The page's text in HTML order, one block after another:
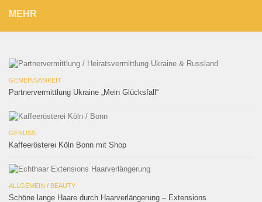
MEHR
GEMEINSAMKEIT
Partnervermittlung Ukraine „Mein Glücksfall“
GENUSS
Kaffeerösterei Köln Bonn mit Shop
ALLGEMEIN / BEAUTY
Schöne lange Haare durch Haarverlängerung – Extensions